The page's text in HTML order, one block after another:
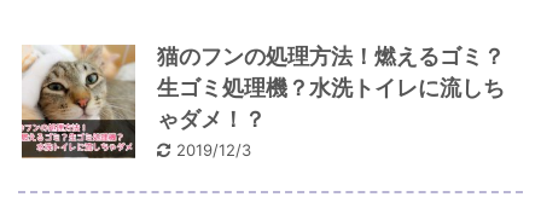
猫のフンの処理方法！燃えるゴミ？
生ゴミ処理機？水洗トイレに流しち
ゃダメ！？
2019/12/3